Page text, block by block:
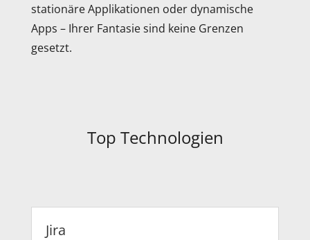
stationäre Applikationen oder dynamische
Apps – Ihrer Fantasie sind keine Grenzen
gesetzt.
Top Technologien
Jira